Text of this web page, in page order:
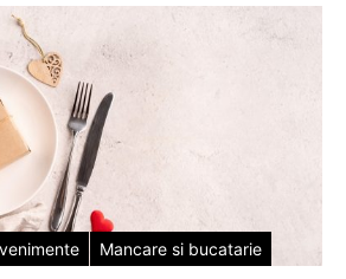
Mancare si bucatarie